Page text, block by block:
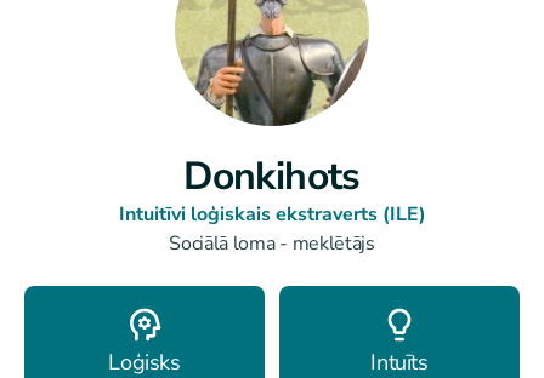
Donkihots
Intuitīvi loģiskais ekstraverts (ILE)
Sociālā loma - meklētājs
Loģisks Intuīts